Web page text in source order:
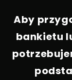
Aby
bankietu